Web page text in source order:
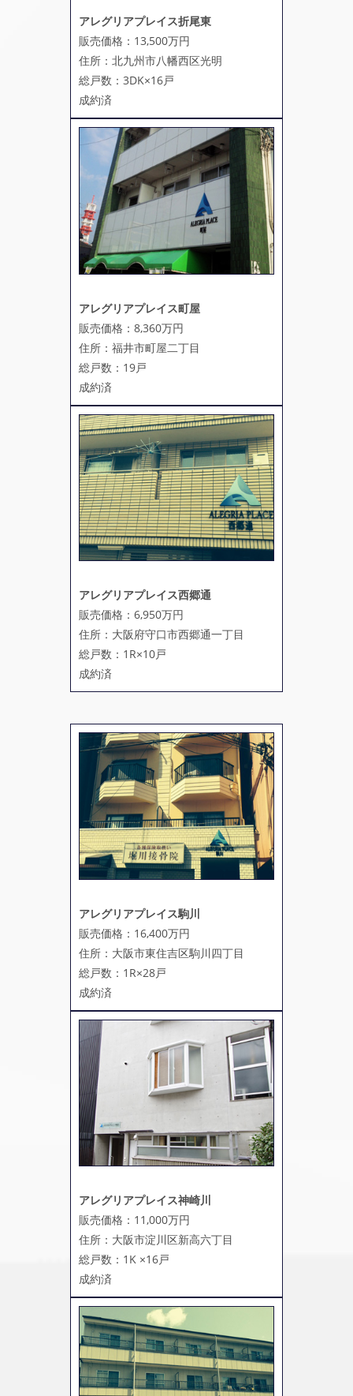
アレグリアプレイス折尾東
販売価格：13,500万円
住所：北九州市八幡西区光明
総戸数：3DK×16戸
成約済
アレグリアプレイス町屋
販売価格：8,360万円
住所：福井市町屋二丁目
総戸数：19戸
成約済
アレグリアプレイス西郷通
販売価格：6,950万円
住所：大阪府守口市西郷通一丁目
総戸数：1R×10戸
成約済
アレグリアプレイス駒川
販売価格：16,400万円
住所：大阪市東住吉区駒川四丁目
総戸数：1R×28戸
成約済
アレグリアプレイス神崎川
販売価格：11,000万円
住所：大阪市淀川区新高六丁目
総戸数：1K ×16戸
成約済